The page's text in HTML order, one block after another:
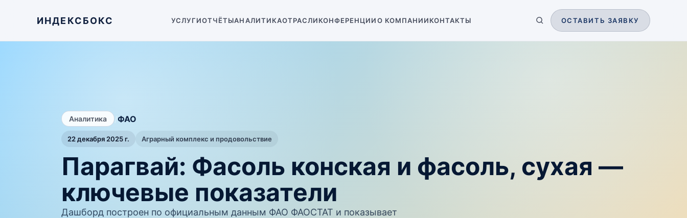
ИНДЕКСБОКС УСЛУГИОТЧЁТЫАНАЛИТИКАОТРАСЛИКОНФЕРЕНЦИИО КОМПАНИИКОНТАКТЫ ОСТАВИТЬ ЗАЯВКУ
Аналитика /ФАО
22 декабря 2025 г. Аграрный комплекс и продовольствие
Парагвай: Фасоль конская и фасоль, сухая —
ключевые показатели
Дашборд построен по официальным данным ФАО ФАОСТАТ и показывает